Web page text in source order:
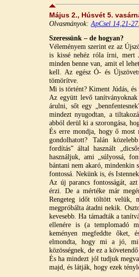
Május 2., Húsvét 5.
Olvasmányok: ApCsel 14,21-27
Szeressünk – de hogyan?
Véleményem szerint ez az
is kissé nehéz róla írni, mert
minden benne van, amit el
kell. Az egész Ó- és
tömörítve.
Mi is történt? Kiment Júdás, és
Az együtt levő
árulni, sőt egy
mindezt nyugodtan, a
abból derül ki a szorongása,
És erre mondja, hogy ő most
gondolhatott? Talán
fordítás” által használt
használjuk, ami „súlyossá,
bántani nem akaró, mindenkin
fontossá. Nekünk is, és
Az új parancs fontosságát,
érzi. De a mértéke már
Rengeteg időt töltött velük,
megpróbálta átadni nekik.
kevesebb. Ha támadták a
ellenére is (a templomadó
keményen megfeddte őket,
elmondta, hogy mi a jó,
közösségnek, de ez a
És ha mindezt jól tudjuk
majd, és látják, hogy ezek